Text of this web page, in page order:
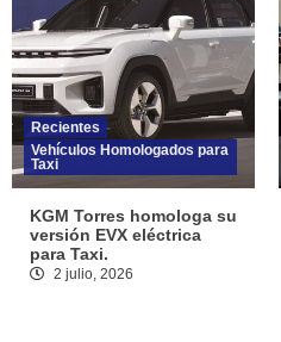
Recientes
Vehículos Homologados para
Taxi
KGM Torres homologa su
versión EVX eléctrica
para Taxi.
2 julio, 2026